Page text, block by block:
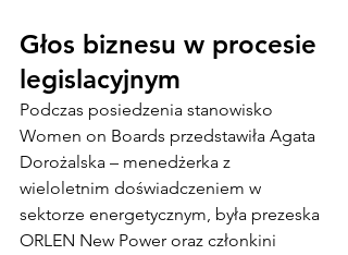
Głos biznesu w procesie
legislacyjnym
Podczas posiedzenia stanowisko
Women on Boards przedstawiła Agata
Dorożalska – menedżerka z
wieloletnim doświadczeniem w
sektorze energetycznym, była prezeska
ORLEN New Power oraz członkini